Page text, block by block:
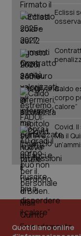
Eclissi
Caldo
corpo
calore”
Covid.
Ma il
Quotidiano online
PHPSESSID